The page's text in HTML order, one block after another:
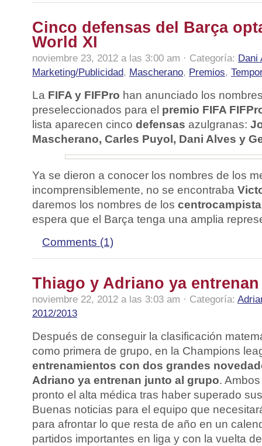
Cinco defensas del Barça
World XI
noviembre 23, 2012 a las 3:00 am · Categoría: Dani
Marketing/Publicidad, Mascherano, Premios,
La FIFA y FIFPro han anunciado los
preseleccionados para el premio FIFA
lista aparecen cinco defensas azulgranas:
Mascherano, Carles Puyol, Dani Alves y
Ya se dieron a conocer los nombres de los
incomprensiblemente, no se encontraba
daremos los nombres de los
espera que el Barça tenga una amplia
Comments (1)
Thiago y Adriano ya
noviembre 22, 2012 a las 3:03 am · Categoría:
2012/2013
Después de conseguir la clasificación
como primera de grupo, en la Champions
entrenamientos con dos grandes
Adriano ya entrenan junto al grupo.
pronto el alta médica tras haber superado
Buenas noticias para el equipo que
para afrontar lo que resta de año en un
partidos importantes en liga y con la vuelta